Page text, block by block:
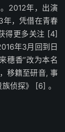
2012年，出演
年，凭借在青春
得更多关注 [4]
年3月回到日
穗香”改为本名
移籍至研音, 事
侦探》 [6] 。